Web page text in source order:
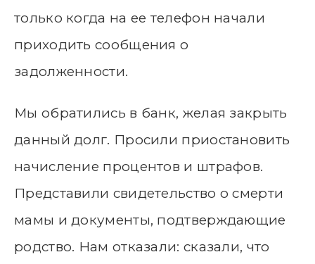
только когда на ее телефон начали
приходить сообщения о
задолженности.
Мы обратились в банк, желая закрыть
данный долг. Просили приостановить
начисление процентов и штрафов.
Представили свидетельство о смерти
мамы и документы, подтверждающие
родство. Нам отказали: сказали, что